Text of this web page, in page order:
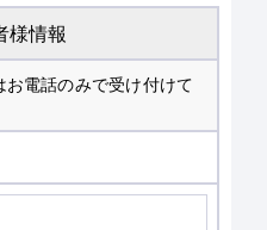
様情報
電話のみで受け付けて